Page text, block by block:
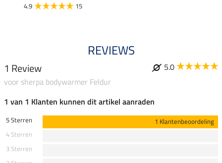
4.9 15
REVIEWS
1 Review
5.0
voor sherpa bodywarmer Feldur
1 van 1 Klanten kunnen dit artikel aanraden
5 Sterren
1 Klantenbeoordeling
4 Sterren
3 Sterren